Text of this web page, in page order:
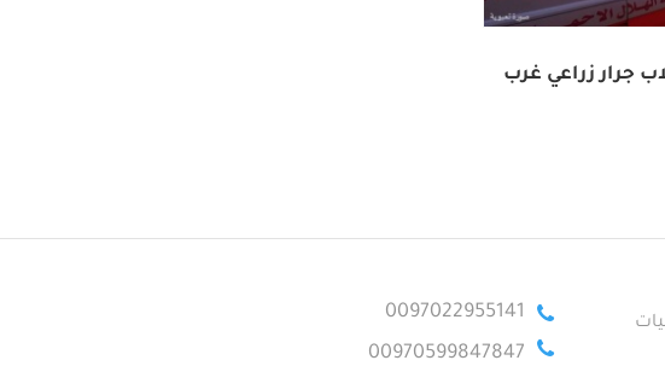
جرار زراعي غرب
0097022955141
00970599847847